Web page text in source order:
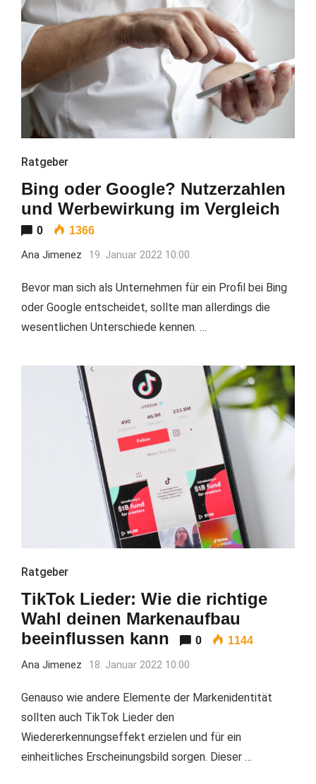
Ratgeber
Bing oder Google? Nutzerzahlen
und Werbewirkung im Vergleich
0 1366
Ana Jimenez 19. Januar 2022 10:00
Bevor man sich als Unternehmen für ein Profil bei Bing
oder Google entscheidet, sollte man allerdings die
wesentlichen Unterschiede kennen. …
Ratgeber
TikTok Lieder: Wie die richtige
Wahl deinen Markenaufbau
beeinflussen kann
0 1144
Ana Jimenez 18. Januar 2022 10:00
Genauso wie andere Elemente der Markenidentität
sollten auch TikTok Lieder den
Wiedererkennungseffekt erzielen und für ein
einheitliches Erscheinungsbild sorgen. Dieser …